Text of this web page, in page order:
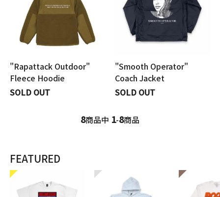
"Rapattack Outdoor"
Fleece Hoodie
SOLD OUT
"Smooth Operator"
Coach Jacket
SOLD OUT
8商品中 1-8商品
FEATURED